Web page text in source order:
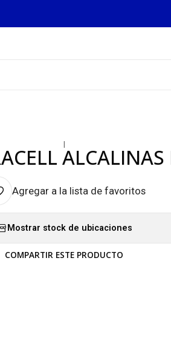
|
Agregar a la lista de favoritos
Mostrar stock de ubicaciones
COMPARTIR ESTE PRODUCTO